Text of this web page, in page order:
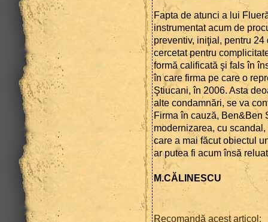
Fapta de atunci a lui
instrumentat acum de
preventiv, iniţial, pentru
cercetat pentru
formă calificată şi fals în
în care firma pe care o
Ştiucani, în 2006. Asta
alte condamnări, se va
Firma în cauză, Ben&Ben
modernizarea, cu
care a mai făcut obiectul
ar putea fi acum însă
M.CĂLINESCU
Recomandă acest articol: